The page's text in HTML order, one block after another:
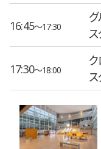
16:45〜17:30
17:30〜18:00